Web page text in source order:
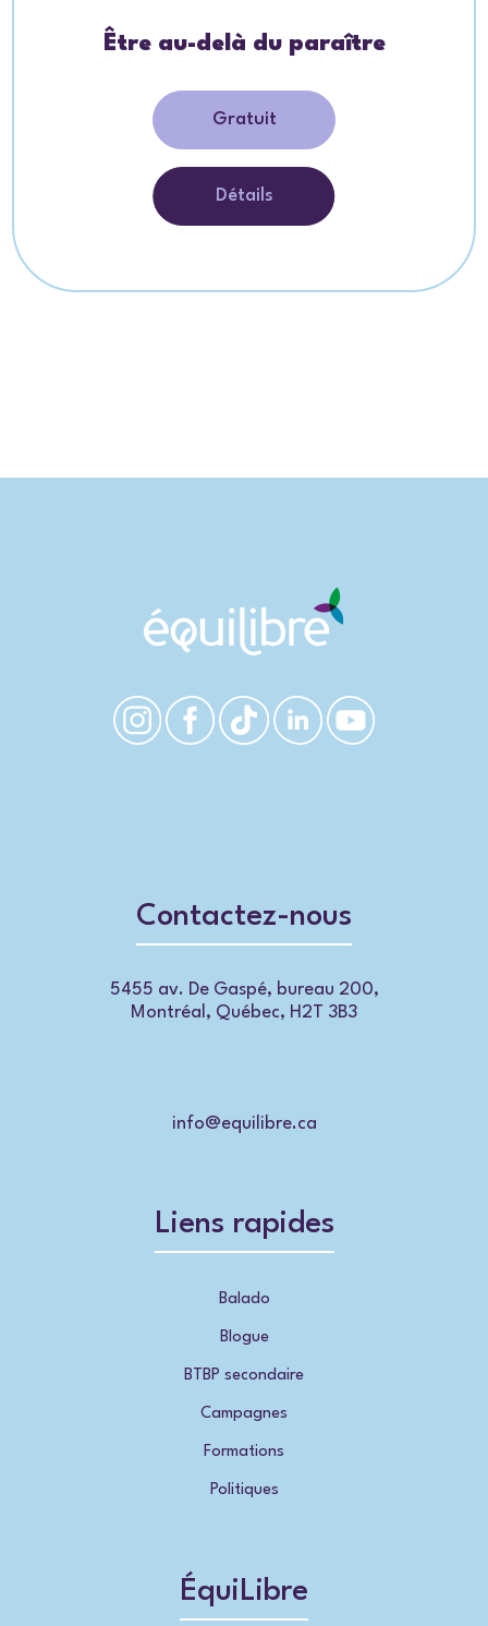
Être au-delà du paraître
Gratuit
Détails
Contactez-nous
5455 av. De Gaspé, bureau 200,
Montréal, Québec, H2T 3B3
info@equilibre.ca
Liens rapides
Balado
Blogue
BTBP secondaire
Campagnes
Formations
Politiques
ÉquiLibre